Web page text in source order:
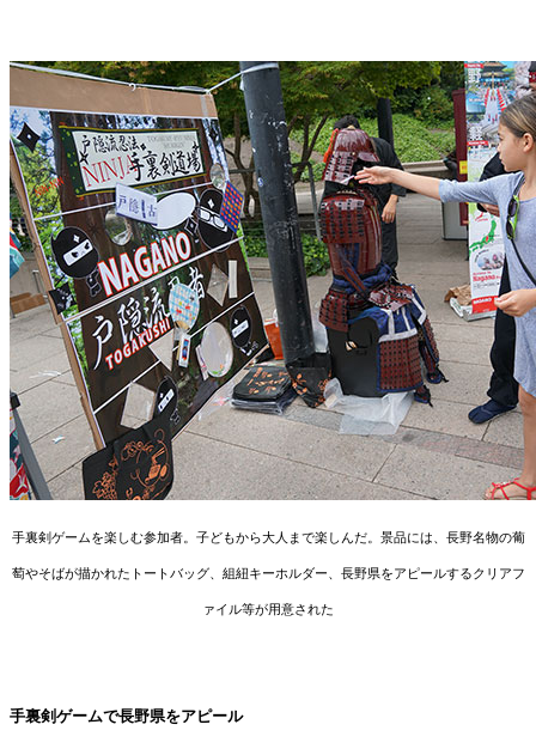
手裏剣ゲームを楽しむ参加者。子どもから大人まで楽しんだ。景品には、長野名物の葡
萄やそばが描かれたトートバッグ、組紐キーホルダー、長野県をアピールするクリアフ
ァイル等が用意された
手裏剣ゲームで長野県をアピール